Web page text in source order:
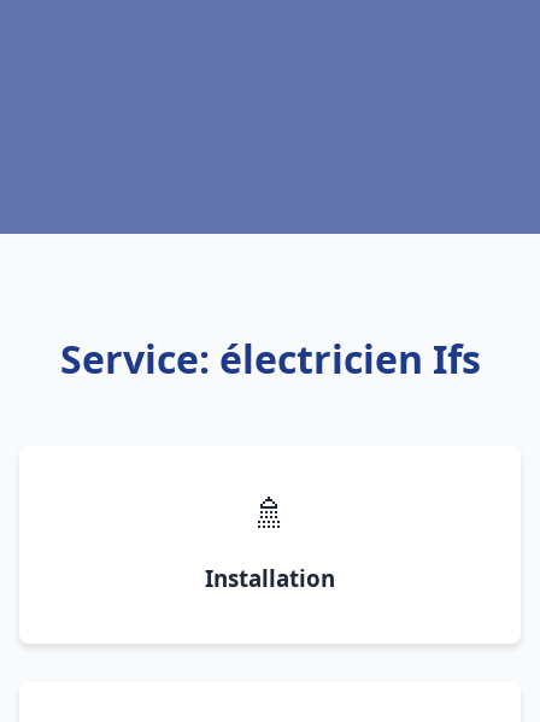
Service: électricien Ifs
🚿
Installation